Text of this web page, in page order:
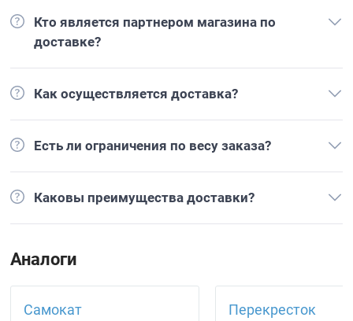
Кто является партнером магазина по
доставке?
Как осуществляется доставка?
Есть ли ограничения по весу заказа?
Каковы преимущества доставки?
Аналоги
Самокат Перекресток